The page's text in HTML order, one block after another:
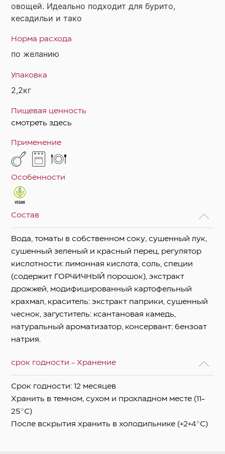
овощей. Идеально подходит для бурито,
кесадильи и тако
Норма расхода
по желанию
Упаковка
2,2кг
Пищевая ценность
смотреть здесь
Применение
Особенности
Состав
Вода, томаты в собственном соку, сушенный лук,
сушенный зеленый и красный перец, регулятор
кислотности: лимонная кислота, соль, специи
(содержит ГОРЧИЧНЫЙ порошок), экстракт
дрожжей, модифицированный картофельный
крахмал, краситель: экстракт паприки, сушенный
чеснок, загуститель: ксантановая камедь,
натуральный ароматизатор, консервант: бензоат
натрия.
срок годности - Хранение
Срок годности: 12 месяцев
Хранить в темном, сухом и прохладном месте (11-
25°C)
После вскрытия хранить в холодильнике (+2+4°C)